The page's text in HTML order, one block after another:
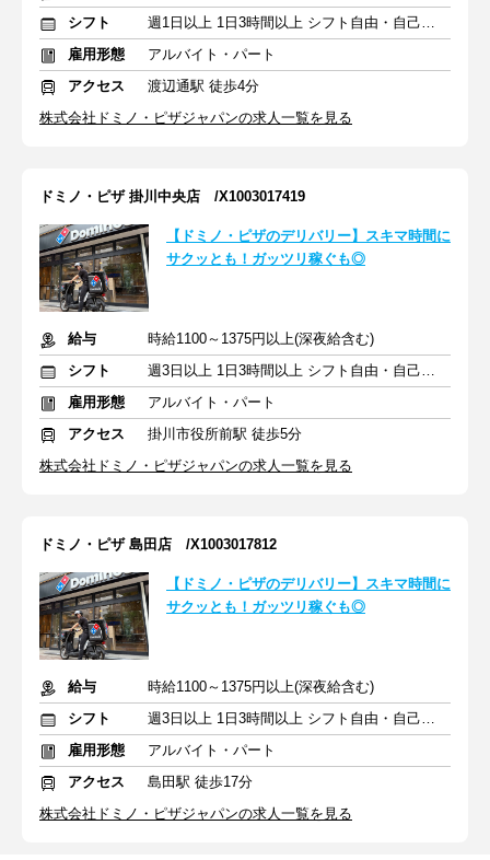
シフト
週1日以上 1日3時間以上 シフト自由・自己申告
雇用形態
アルバイト・パート
アクセス
渡辺通駅 徒歩4分
株式会社ドミノ・ピザジャパンの求人一覧を見る
ドミノ・ピザ 掛川中央店 /X1003017419
【ドミノ・ピザのデリバリー】スキマ時間に
サクッとも！ガッツリ稼ぐも◎
給与
時給1100～1375円以上(深夜給含む)
シフト
週3日以上 1日3時間以上 シフト自由・自己申告
雇用形態
アルバイト・パート
アクセス
掛川市役所前駅 徒歩5分
株式会社ドミノ・ピザジャパンの求人一覧を見る
ドミノ・ピザ 島田店 /X1003017812
【ドミノ・ピザのデリバリー】スキマ時間に
サクッとも！ガッツリ稼ぐも◎
給与
時給1100～1375円以上(深夜給含む)
シフト
週3日以上 1日3時間以上 シフト自由・自己申告
雇用形態
アルバイト・パート
アクセス
島田駅 徒歩17分
株式会社ドミノ・ピザジャパンの求人一覧を見る